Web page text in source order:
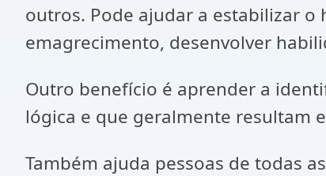
outros. Pode ajudar a estabilizar o
emagrecimento, desenvolver
Outro benefício é aprender a
lógica e que geralmente resultam
Também ajuda pessoas de todas